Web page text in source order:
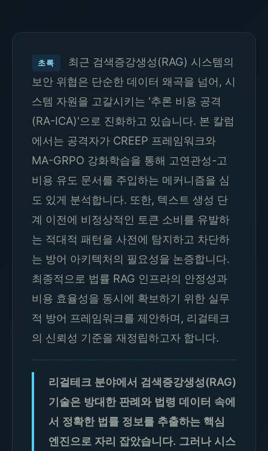
초록
최근 검색증강생성(RAG) 시스템의
보안 위협은 단순한 데이터 왜곡을 넘어, 시
스템 자원을 고갈시키는 '추론 비용 공격
(RA-ICA)'으로 진화하고 있습니다. 본 칼럼
에서는 공격자가 CREEP 프레임워크와
MA-GRPO 강화학습을 통해 고연관성-고
비용 유도 문서를 주입하는 메커니즘을 심
도 있게 분석합니다. 또한, 텍스트 생성 단
계 이전에 비정상적인 토큰 소비를 유발하
는 적대적 패턴을 사전에 탐지하고 차단하
는 방어 아키텍처의 필요성을 논증합니다.
최종적으로 법률 RAG 인프라의 안정성과
비용 효율성을 동시에 확보하기 위한 실무
적 방어 프레임워크를 제안하며, 리걸테크
의 신뢰성 기준을 재정립하고자 합니다.
리걸테크 분야에서 검색증강생성(RAG)
기술은 방대한 판례와 법령 데이터 속에
서 정확한 법률 정보를 추출하는 핵심
엔진으로 자리 잡았습니다. 그러나 시스